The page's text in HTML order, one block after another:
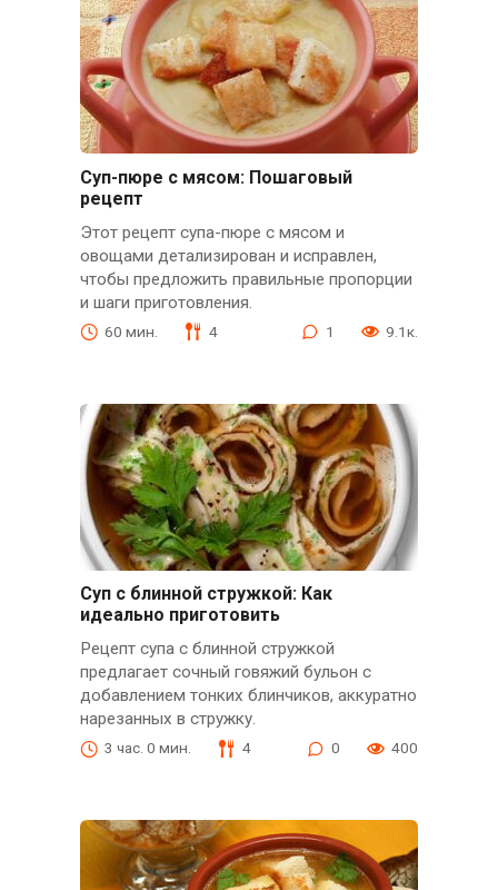
Суп-пюре с мясом: Пошаговый
рецепт
Этот рецепт супа-пюре с мясом и
овощами детализирован и исправлен,
чтобы предложить правильные пропорции
и шаги приготовления.
60 мин. 4 1 9.1к.
Суп с блинной стружкой: Как
идеально приготовить
Рецепт супа с блинной стружкой
предлагает сочный говяжий бульон с
добавлением тонких блинчиков, аккуратно
нарезанных в стружку.
3 час. 0 мин. 4 0 400